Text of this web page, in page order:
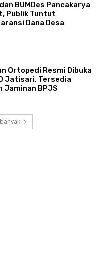
BUMDes Pancakarya
Publik Tuntut
Dana Desa
Ortopedi Resmi Dibuka
Jatisari, Tersedia
Jaminan BPJS